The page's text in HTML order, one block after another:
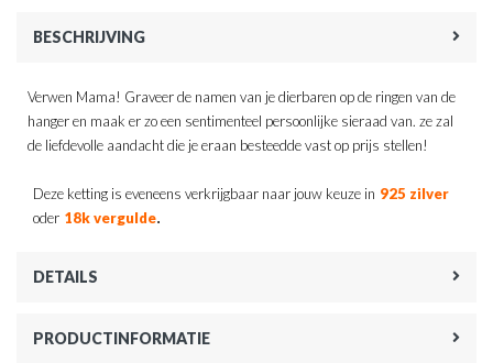
BESCHRIJVING
Verwen Mama! Graveer de namen van je dierbaren op de ringen van de
hanger en maak er zo een sentimenteel persoonlijke sieraad van. ze zal
de liefdevolle aandacht die je eraan besteedde vast op prijs stellen!
Deze ketting is eveneens verkrijgbaar naar jouw keuze in 925 zilver
oder 18k vergulde.
DETAILS
PRODUCTINFORMATIE